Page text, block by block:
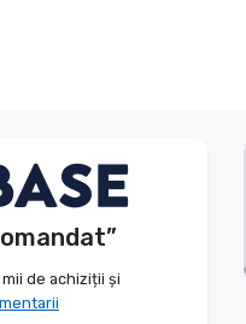
de achiziții și
Client
08. 06.